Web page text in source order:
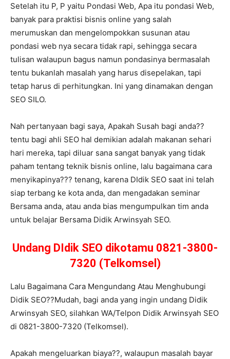
Setelah itu P, P yaitu Pondasi Web, Apa itu pondasi Web,
banyak para praktisi bisnis online yang salah
merumuskan dan mengelompokkan susunan atau
pondasi web nya secara tidak rapi, sehingga secara
tulisan walaupun bagus namun pondasinya bermasalah
tentu bukanlah masalah yang harus disepelakan, tapi
tetap harus di perhitungkan. Ini yang dinamakan dengan
SEO SILO.
Nah pertanyaan bagi saya, Apakah Susah bagi anda??
tentu bagi ahli SEO hal demikian adalah makanan sehari
hari mereka, tapi diluar sana sangat banyak yang tidak
paham tentang teknik bisnis online, lalu bagaimana cara
menyikapinya??? tenang, karena DIdik SEO saat ini telah
siap terbang ke kota anda, dan mengadakan seminar
Bersama anda, atau anda bias mengumpulkan tim anda
untuk belajar Bersama Didik Arwinsyah SEO.
Undang DIdik SEO dikotamu 0821-3800-
7320 (Telkomsel)
Lalu Bagaimana Cara Mengundang Atau Menghubungi
Didik SEO??Mudah, bagi anda yang ingin undang Didik
Arwinsyah SEO, silahkan WA/Telpon Didik Arwinsyah SEO
di 0821-3800-7320 (Telkomsel).
Apakah mengeluarkan biaya??, walaupun masalah bayar